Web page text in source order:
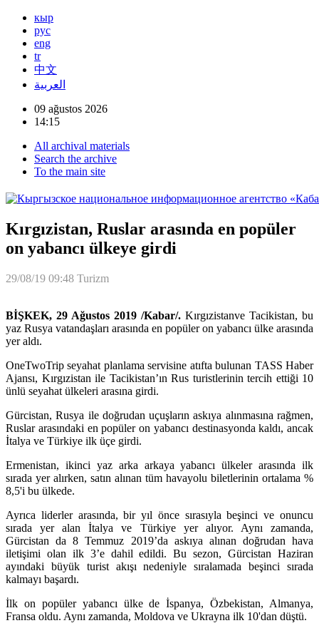
кыр
рус
eng
tr
中文
العربية
09 ağustos 2026
14:15
All archival materials
Search the archive
To the main site
Kırgızistan, Ruslar arasında en popüler
on yabancı ülkeye girdi
29/08/19 09:48 Turizm
BİŞKEK, 29 Ağustos 2019 /Kabar/. Kırgızistanve Tacikistan, bu
yaz Rusya vatandaşları arasında en popüler on yabancı ülke arasında
yer aldı.
OneTwoTrip seyahat planlama servisine atıfta bulunan TASS Haber
Ajansı, Kırgızistan ile Tacikistan’ın Rus turistlerinin tercih ettiği 10
ünlü seyahat ülkeleri arasına girdi.
Gürcistan, Rusya ile doğrudan uçuşların askıya alınmasına rağmen,
Ruslar arasındaki en popüler on yabancı destinasyonda kaldı, ancak
İtalya ve Türkiye ilk üçe girdi.
Ermenistan, ikinci yaz arka arkaya yabancı ülkeler arasında ilk
sırada yer alırken, satın alınan tüm havayolu biletlerinin ortalama %
8,5'i bu ülkede.
Ayrıca liderler arasında, bir yıl önce sırasıyla beşinci ve onuncu
sırada yer alan İtalya ve Türkiye yer alıyor. Aynı zamanda,
Gürcistan da 8 Temmuz 2019’da askıya alınan doğrudan hava
iletişimi olan ilk 3’e dahil edildi. Bu sezon, Gürcistan Haziran
ayındaki büyük turist akışı nedeniyle sıralamada beşinci sırada
kalmayı başardı.
İlk on popüler yabancı ülke de İspanya, Özbekistan, Almanya,
Fransa oldu. Aynı zamanda, Moldova ve Ukrayna ilk 10'dan düştü.